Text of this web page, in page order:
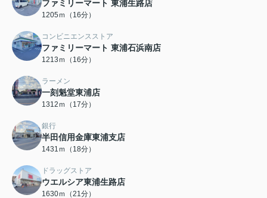
ファミリーマート 東浦生路店
1205ｍ（16分）
コンビニエンスストア
ファミリーマート 東浦石浜南店
1213ｍ（16分）
ラーメン
一刻魁堂東浦店
1312ｍ（17分）
銀行
半田信用金庫東浦支店
1431ｍ（18分）
ドラッグストア
ウエルシア東浦生路店
1630ｍ（21分）